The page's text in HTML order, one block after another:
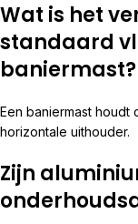
Wat is het
standaard
baniermast?
Een baniermast houdt
horizontale uithouder.
Zijn